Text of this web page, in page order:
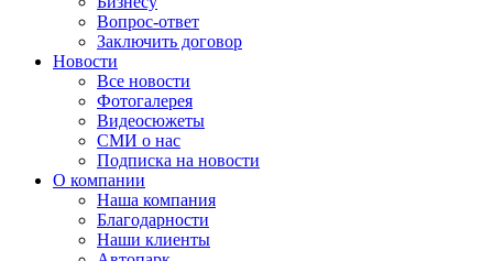
Вопрос-ответ
Заключить договор
Новости
Все новости
Фотогалерея
Видеосюжеты
СМИ о нас
Подписка на новости
О компании
Наша компания
Благодарности
Наши клиенты